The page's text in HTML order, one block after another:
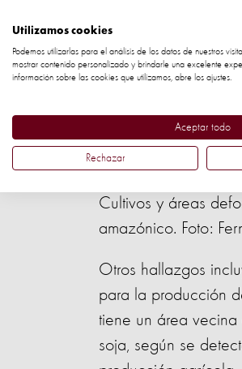
98,7 hectáreas
JBS) recibieron soja
La finca, que
Cerrado, la
la deforestación de
Cultivos y áreas
amazónico. Foto:
Otros hallazgos
para la producción
tiene un área
soja, según se
Utilizamos cookies
Podemos utilizarlas para el análisis de los datos de nuestros
mostrar contenido personalizado y brindarle una excelente
información sobre las cookies que utilizamos, abre los ajustes.
Aceptar todo
Rechazar